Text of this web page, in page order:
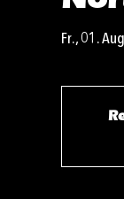
Fr., 01.